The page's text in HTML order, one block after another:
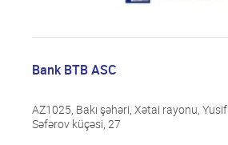
Bank BTB ASC
AZ1025, Bakı şəhəri, Xətai rayonu, Yusif
Səfərov küçəsi, 27